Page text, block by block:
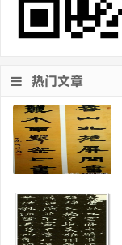
热门文章